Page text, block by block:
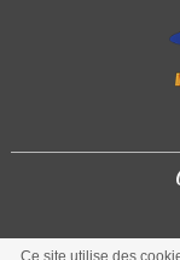
Ce site utilise des